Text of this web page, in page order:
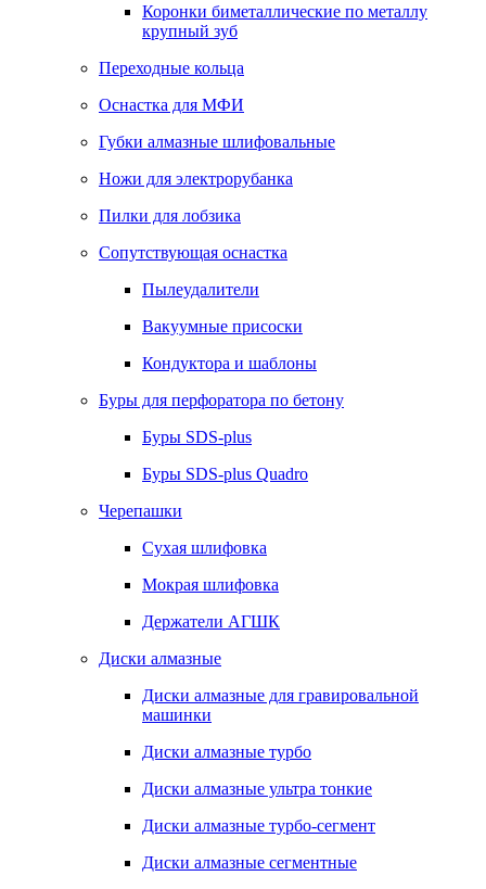
Коронки биметаллические по металлу
крупный зуб
Переходные кольца
Оснастка для МФИ
Губки алмазные шлифовальные
Ножи для электрорубанка
Пилки для лобзика
Сопутствующая оснастка
Пылеудалители
Вакуумные присоски
Кондуктора и шаблоны
Буры для перфоратора по бетону
Буры SDS-plus
Буры SDS-plus Quadro
Черепашки
Сухая шлифовка
Мокрая шлифовка
Держатели АГШК
Диски алмазные
Диски алмазные для гравировальной
машинки
Диски алмазные турбо
Диски алмазные ультра тонкие
Диски алмазные турбо-сегмент
Диски алмазные сегментные